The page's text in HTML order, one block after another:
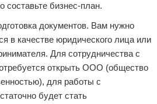
составьте бизнес-план.
документов. Вам нужно
в качестве юридического лица или
Для сотрудничества с
открыть ООО (общество
для работы с
будет стать